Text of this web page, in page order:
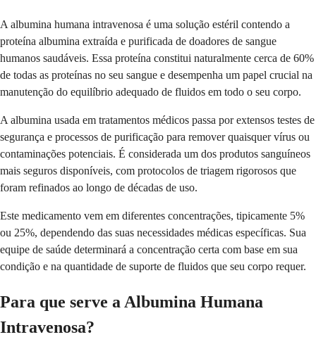
A albumina humana intravenosa é uma solução estéril contendo a
proteína albumina extraída e purificada de doadores de sangue
humanos saudáveis. Essa proteína constitui naturalmente cerca de 60%
de todas as proteínas no seu sangue e desempenha um papel crucial na
manutenção do equilíbrio adequado de fluidos em todo o seu corpo.
A albumina usada em tratamentos médicos passa por extensos testes de
segurança e processos de purificação para remover quaisquer vírus ou
contaminações potenciais. É considerada um dos produtos sanguíneos
mais seguros disponíveis, com protocolos de triagem rigorosos que
foram refinados ao longo de décadas de uso.
Este medicamento vem em diferentes concentrações, tipicamente 5%
ou 25%, dependendo das suas necessidades médicas específicas. Sua
equipe de saúde determinará a concentração certa com base em sua
condição e na quantidade de suporte de fluidos que seu corpo requer.
Para que serve a Albumina Humana
Intravenosa?